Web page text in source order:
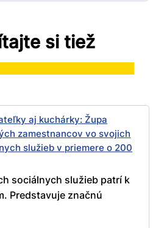
si tiež
aj kuchárky: Župa
zamestnancov vo svojich
služieb v priemere o 200
sociálnych služieb patrí k
Predstavuje značnú